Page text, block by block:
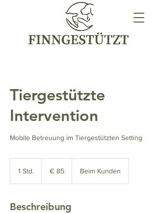
Tiergestützte
Intervention
Mobile Betreuung im Tiergestützten Setting
1 Std. € 85 Beim Kunden
Beschreibung